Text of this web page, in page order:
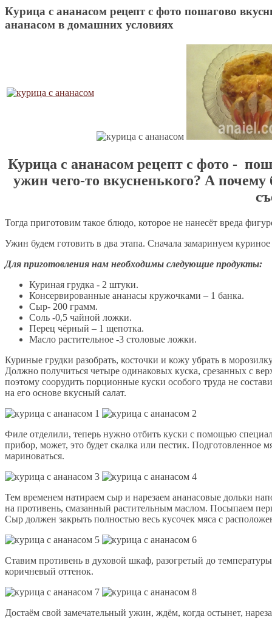
Курица с ананасом рецепт с фото пошагово
ананасом в домашних условиях
Курица с ананасом рецепт с фото -
ужин чего-то вкусненького? А
Тогда приготовим такое блюдо, которое не нанесёт вреда
Ужин будем готовить в два этапа. Сначала замаринуем
Для приготовления нам необходимы следующие продукты:
Куриная грудка - 2 штуки.
Консервированные ананасы кружочками – 1 банка.
Сыр- 200 грамм.
Соль -0,5 чайной ложки.
Перец чёрный – 1 щепотка.
Масло растительное -3 столовые ложки.
Куриные грудки разобрать, косточки и кожу убрать в
Должно получиться четыре одинаковых куска, срезанных с
поэтому соорудить порционные куски особого труда не
на его основе вкусный салат.
Филе отделили, теперь нужно отбить куски с помощью
прибор, может, это будет скалка или пестик.
мариноваться.
Тем временем натираем сыр и нарезаем ананасовые дольки
на противень, смазанный растительным маслом. Посыпаем
Сыр должен закрыть полностью весь кусочек мяса с
Ставим противень в духовой шкаф, разогретый до
коричневый оттенок.
Достаём свой замечательный ужин, ждём, когда остынет,